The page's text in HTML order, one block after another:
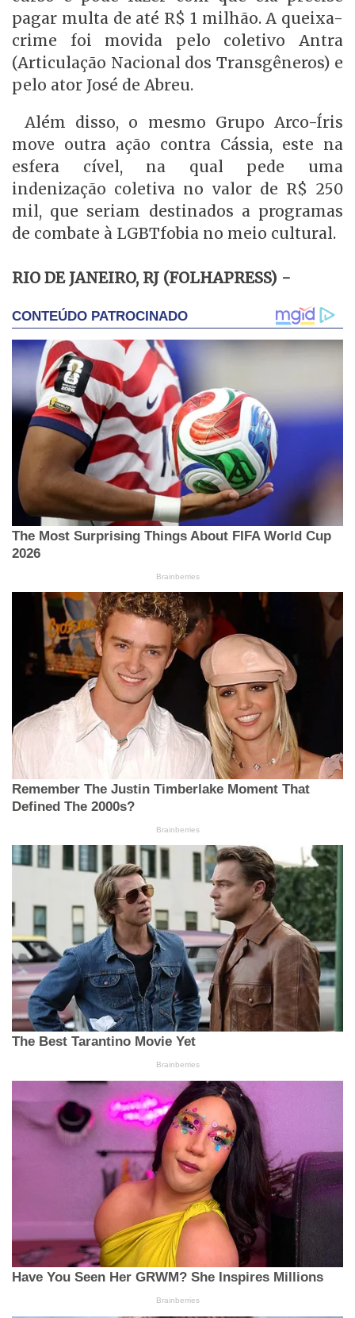
pagar multa de até R$ 1 milhão. A queixa-
crime foi movida pelo coletivo Antra
(Articulação Nacional dos Transgêneros) e
pelo ator José de Abreu.
Além disso, o mesmo Grupo Arco-Íris
move outra ação contra Cássia, este na
esfera cível, na qual pede uma
indenização coletiva no valor de R$ 250
mil, que seriam destinados a programas
de combate à LGBTfobia no meio cultural.
RIO DE JANEIRO, RJ (FOLHAPRESS) -